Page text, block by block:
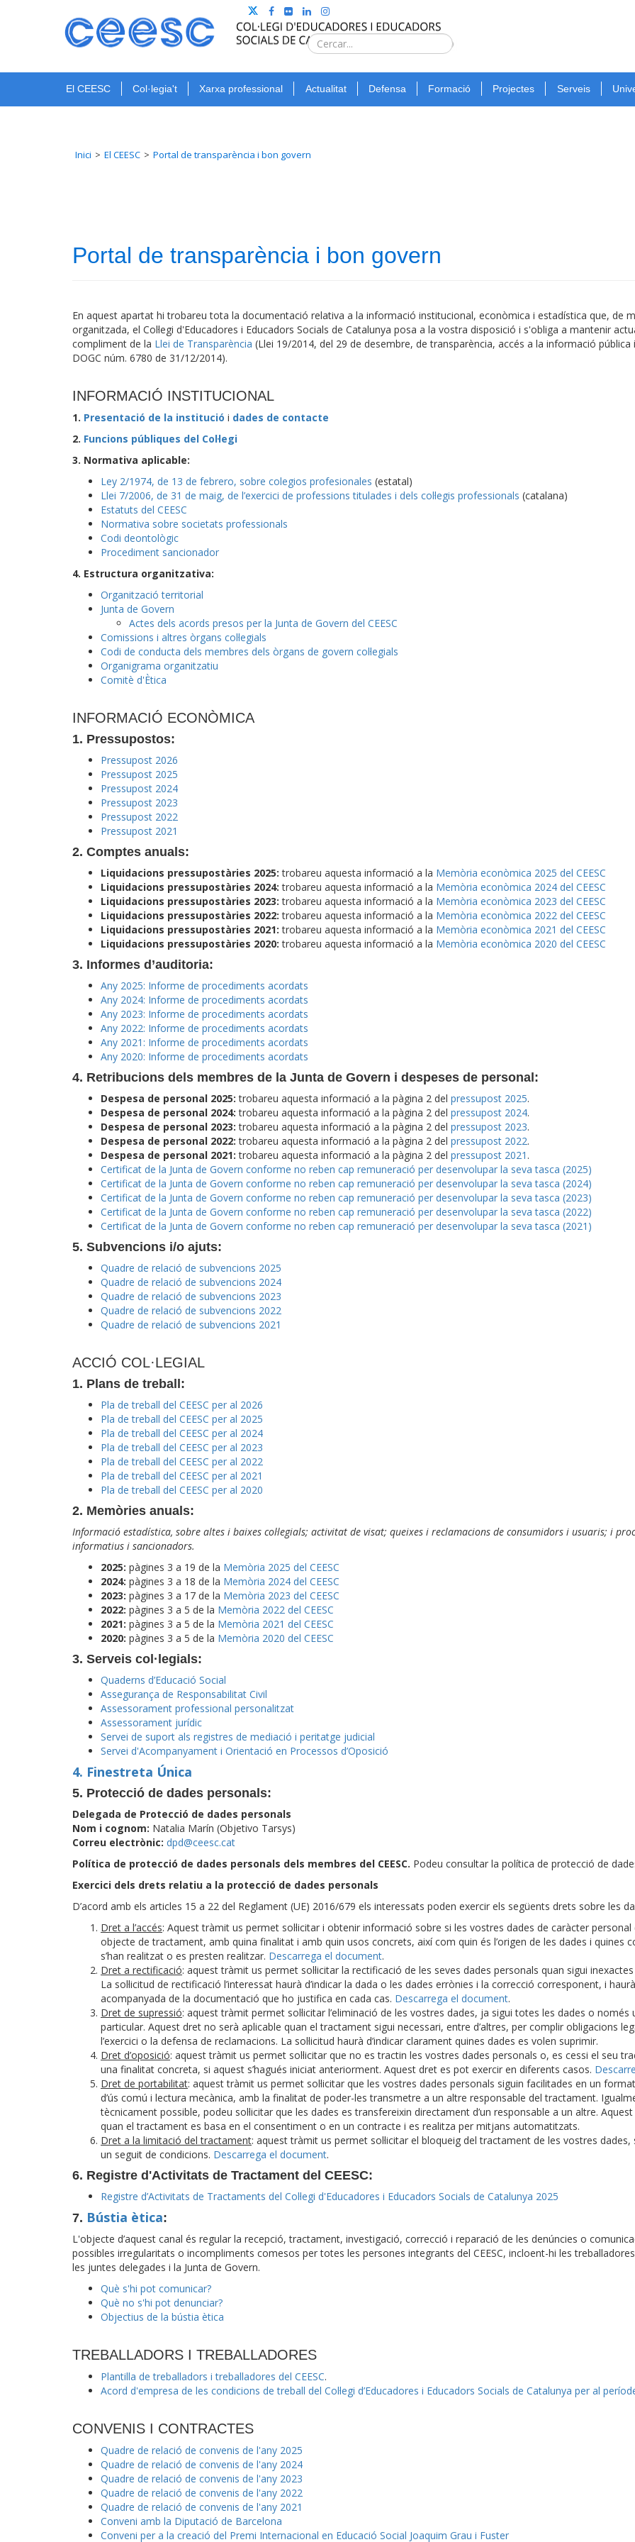
Type 2 or
for
results.
Cerca
El CEESC Col·legia't Xarxa professional Actualitat Defensa Formació Projectes Serveis
Inici El CEESC Portal de transparència i bon govern
Portal de transparència i bon govern
En aquest apartat hi trobareu tota la documentació relativa a la informació institucional, econòmica i estadística que, de
organitzada, el Col·legi d'Educadores i Educadors Socials de Catalunya posa a la vostra disposició i s'obliga a mantenir
compliment de la Llei de Transparència (Llei 19/2014, del 29 de desembre, de transparència, accés a la informació pública
DOGC núm. 6780 de 31/12/2014).
INFORMACIÓ INSTITUCIONAL
1. Presentació de la institució i dades de contacte
2. Funcions públiques del Col·legi
3. Normativa aplicable:
Ley 2/1974, de 13 de febrero, sobre colegios profesionales (estatal)
Llei 7/2006, de 31 de maig, de l’exercici de professions titulades i dels col·legis professionals (catalana)
Estatuts del CEESC
Normativa sobre societats professionals
Codi deontològic
Procediment sancionador
4. Estructura organitzativa:
Organització territorial
Junta de Govern
Actes dels acords presos per la Junta de Govern del CEESC
Comissions i altres òrgans col·legials
Codi de conducta dels membres dels òrgans de govern col·legials
Organigrama organitzatiu
Comitè d'Ètica
INFORMACIÓ ECONÒMICA
1. Pressupostos:
Pressupost 2026
Pressupost 2025
Pressupost 2024
Pressupost 2023
Pressupost 2022
Pressupost 2021
2. Comptes anuals:
Liquidacions pressupostàries 2025: trobareu aquesta informació a la Memòria econòmica 2025 del CEESC
Liquidacions pressupostàries 2024: trobareu aquesta informació a la Memòria econòmica 2024 del CEESC
Liquidacions pressupostàries 2023: trobareu aquesta informació a la Memòria econòmica 2023 del CEESC
Liquidacions pressupostàries 2022: trobareu aquesta informació a la Memòria econòmica 2022 del CEESC
Liquidacions pressupostàries 2021: trobareu aquesta informació a la Memòria econòmica 2021 del CEESC
Liquidacions pressupostàries 2020: trobareu aquesta informació a la Memòria econòmica 2020 del CEESC
3. Informes d’auditoria:
Any 2025: Informe de procediments acordats
Any 2024: Informe de procediments acordats
Any 2023: Informe de procediments acordats
Any 2022: Informe de procediments acordats
Any 2021: Informe de procediments acordats
Any 2020: Informe de procediments acordats
4. Retribucions dels membres de la Junta de Govern i despeses de personal:
Despesa de personal 2025:trobareu aquesta informació a la pàgina 2 del pressupost 2025.
Despesa de personal 2024:trobareu aquesta informació a la pàgina 2 del pressupost 2024.
Despesa de personal 2023:trobareu aquesta informació a la pàgina 2 del pressupost 2023.
Despesa de personal 2022: trobareu aquesta informació a la pàgina 2 del pressupost 2022.
Despesa de personal 2021: trobareu aquesta informació a la pàgina 2 del pressupost 2021 .
Certificat de la Junta de Govern conforme no reben cap remuneració per desenvolupar la seva tasca (2025)
Certificat de la Junta de Govern conforme no reben cap remuneració per desenvolupar la seva tasca (2024)
Certificat de la Junta de Govern conforme no reben cap remuneració per desenvolupar la seva tasca (2023)
Certificat de la Junta de Govern conforme no reben cap remuneració per desenvolupar la seva tasca (2022)
Certificat de la Junta de Govern conforme no reben cap remuneració per desenvolupar la seva tasca (2021)
5. Subvencions i/o ajuts:
Quadre de relació de subvencions 2025
Quadre de relació de subvencions 2024
Quadre de relació de subvencions 2023
Quadre de relació de subvencions 2022
Quadre de relació de subvencions 2021
ACCIÓ COL·LEGIAL
1. Plans de treball:
Pla de treball del CEESC per al 2026
Pla de treball del CEESC per al 2025
Pla de treball del CEESC per al 2024
Pla de treball del CEESC per al 2023
Pla de treball del CEESC per al 2022
Pla de treball del CEESC per al 2021
Pla de treball del CEESC per al 2020
2. Memòries anuals:
Informació estadística, sobre altes i baixes col·legials; activitat de visat; queixes i reclamacions de consumidors i usuaris; i
informatius i sancionadors.
2025: pàgines 3 a 19 de la Memòria 2025 del CEESC
2024: pàgines 3 a 18 de la Memòria 2024 del CEESC
2023: pàgines 3 a 17 de la Memòria 2023 del CEESC
2022: pàgines 3 a 5 de la Memòria 2022 del CEESC
2021: pàgines 3 a 5 de la Memòria 2021 del CEESC
2020: pàgines 3 a 5 de la Memòria 2020 del CEESC
3. Serveis col·legials:
Quaderns d’Educació Social
Assegurança de Responsabilitat Civil
Assessorament professional personalitzat
Assessorament jurídic
Servei de suport als registres de mediació i peritatge judicial
Servei d'Acompanyament i Orientació en Processos d’Oposició
4. Finestreta Única
5. Protecció de dades personals:
Delegada de Protecció de dades personals
Nom i cognom: Natalia Marín (Objetivo Tarsys)
Correu electrònic: dpd@ceesc.cat
Política de protecció de dades personals dels membres del CEESC. Podeu consultar la política de protecció de
Exercici dels drets relatiu a la protecció de dades personals
D’acord amb els articles 15 a 22 del Reglament (UE) 2016/679 els interessats poden exercir els següents drets sobre les
Dret a l’accés: Aquest tràmit us permet sol·licitar i obtenir informació sobre si les vostres dades de caràcter
objecte de tractament, amb quina finalitat i amb quin usos concrets, així com quin és l’origen de les dades i quines
s’han realitzat o es presten realitzar. Descarrega el document.
Dret a rectificació: aquest tràmit us permet sol·licitar la rectificació de les seves dades personals quan sigui
La sol·licitud de rectificació l’interessat haurà d’indicar la dada o les dades errònies i la correcció corresponent, i
acompanyada de la documentació que ho justifica en cada cas. Descarrega el document.
Dret de supressió: aquest tràmit permet sol·licitar l’eliminació de les vostres dades, ja sigui totes les dades o només
particular. Aquest dret no serà aplicable quan el tractament sigui necessari, entre d’altres, per complir obligacions
l’exercici o la defensa de reclamacions. La sol·licitud haurà d’indicar clarament quines dades es volen suprimir.
Dret d’oposició: aquest tràmit us permet sol·licitar que no es tractin les vostres dades personals o, es cessi el seu
una finalitat concreta, si aquest s’hagués iniciat anteriorment. Aquest dret es pot exercir en diferents casos.
Dret de portabilitat: aquest tràmit us permet sol·licitar que les vostres dades personals siguin facilitades en un
d’ús comú i lectura mecànica, amb la finalitat de poder-les transmetre a un altre responsable del tractament.
tècnicament possible, podeu sol·licitar que les dades es transfereixin directament d’un responsable a un altre. Aquest
quan el tractament es basa en el consentiment o en un contracte i es realitza per mitjans automatitzats.
Dret a la limitació del tractament: aquest tràmit us permet sol·licitar el bloqueig del tractament de les vostres dades,
un seguit de condicions. Descarrega el document.
6. Registre d'Activitats de Tractament del CEESC:
Registre d’Activitats de Tractaments del Col·legi d'Educadores i Educadors Socials de Catalunya 2025
7. Bústia ètica:
L'objecte d’aquest canal és regular la recepció, tractament, investigació, correcció i reparació de les denúncies o
possibles irregularitats o incompliments comesos per totes les persones integrants del CEESC, incloent-hi les
les juntes delegades i la Junta de Govern.
Què s'hi pot comunicar?
Què no s'hi pot denunciar?
Objectius de la bústia ètica
TREBALLADORS I TREBALLADORES
Plantilla de treballadors i treballadores del CEESC.
Acord d'empresa de les condicions de treball del Col·legi d’Educadores i Educadors Socials de Catalunya per al
CONVENIS I CONTRACTES
Quadre de relació de convenis de l'any 2025
Quadre de relació de convenis de l'any 2024
Quadre de relació de convenis de l'any 2023
Quadre de relació de convenis de l'any 2022
Quadre de relació de convenis de l'any 2021
Conveni amb la Diputació de Barcelona
Conveni per a la creació del Premi Internacional en Educació Social Joaquim Grau i Fuster